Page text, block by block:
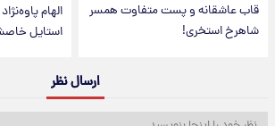
قاب عاشقانه و پست متفاوت همسر
شاهرخ استخری!
الهام
استایل
ارسال نظر